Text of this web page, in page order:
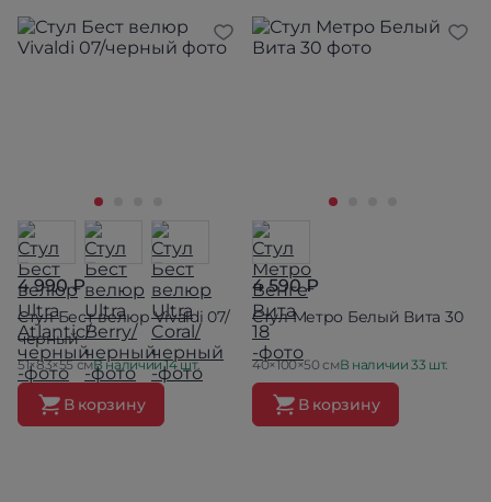
4 990 ₽
Стул Бест велюр Vivaldi 07/
черный
51×83×55 смВ наличии 14 шт.
В корзину
4 590 ₽
Стул Метро Белый Вита 30
40×100×50 смВ наличии 33 шт.
В корзину